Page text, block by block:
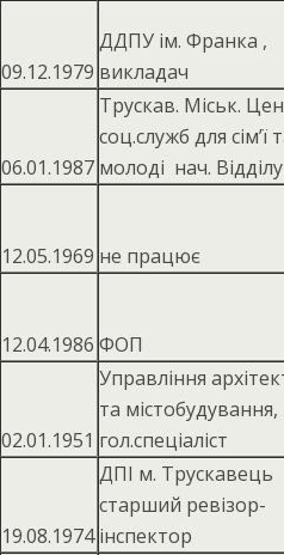
09.12.1979
ДДПУ ім. Франка ,
викладач
06.01.1987
Трускав. Міськ.
соц.служб для сім’ї
молоді нач. Відділу
12.05.1969 не працює
12.04.1986 ФОП
02.01.1951
Управління
та містобудування,
гол.спеціаліст
19.08.1974
ДПІ м. Трускавець
старший ревізор-
інспектор